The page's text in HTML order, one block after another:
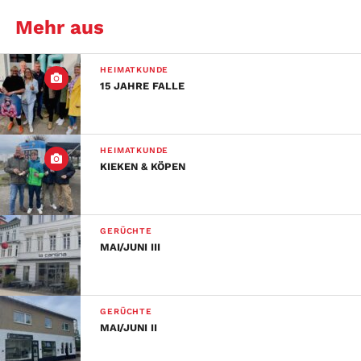
Mehr aus
HEIMATKUNDE
15 JAHRE FALLE
HEIMATKUNDE
KIEKEN & KÖPEN
GERÜCHTE
MAI/JUNI III
GERÜCHTE
MAI/JUNI II